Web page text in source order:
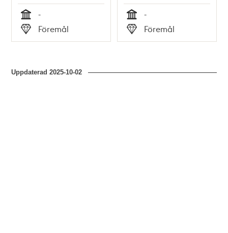
Tid
-
Typ
Föremål Tid
-
Typ
Föremål
Uppdaterad2025-10-02